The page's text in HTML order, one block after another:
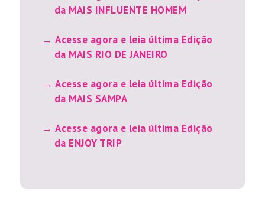
da MAIS INFLUENTE HOMEM
Acesse agora e leia última Edição
da MAIS RIO DE JANEIRO
Acesse agora e leia última Edição
da MAIS SAMPA
Acesse agora e leia última Edição
da ENJOY TRIP